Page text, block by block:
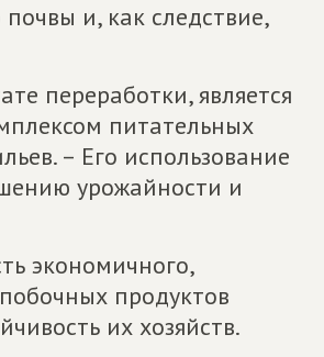
и, как следствие,
переработки, является
питательных
– Его использование
урожайности и
экономичного,
продуктов
их хозяйств.